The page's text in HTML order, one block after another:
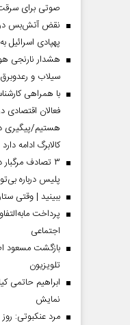
صوتی برای
نقض آتش‌بس در
پهپادی اسرائیل
سیلاب و رعدوبرق
با همراهی
فعالان
هستیم/پیگیری
کالابرگ ادامه دارد
۳ تصادف
پلیس درباره
ببینید | وقتی
پرداخت
اجتماعی
بازگشت مسعود
تلویزیون
ابراهیم حاتمی
نمایش